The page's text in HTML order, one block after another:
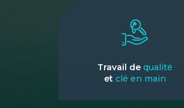
Travail de qualité
et clé en main